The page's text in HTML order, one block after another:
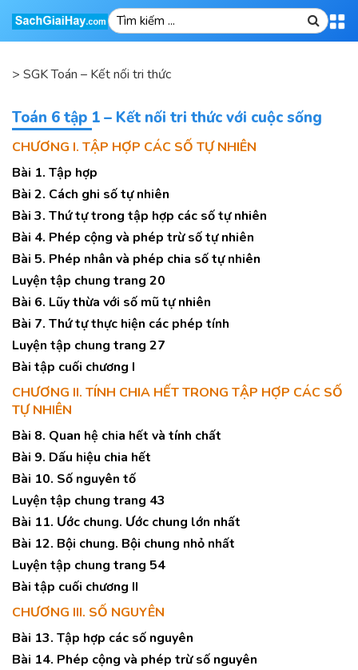
> SGK Toán – Kết nối tri thức
Toán 6 tập 1 – Kết nối tri thức với cuộc sống
CHƯƠNG I. TẬP HỢP CÁC SỐ TỰ NHIÊN
Bài 1. Tập hợp
Bài 2. Cách ghi số tự nhiên
Bài 3. Thứ tự trong tập hợp các số tự nhiên
Bài 4. Phép cộng và phép trừ số tự nhiên
Bài 5. Phép nhân và phép chia số tự nhiên
Luyện tập chung trang 20
Bài 6. Lũy thừa với số mũ tự nhiên
Bài 7. Thứ tự thực hiện các phép tính
Luyện tập chung trang 27
Bài tập cuối chương I
CHƯƠNG II. TÍNH CHIA HẾT TRONG TẬP HỢP CÁC SỐ
TỰ NHIÊN
Bài 8. Quan hệ chia hết và tính chất
Bài 9. Dấu hiệu chia hết
Bài 10. Số nguyên tố
Luyện tập chung trang 43
Bài 11. Ước chung. Ước chung lớn nhất
Bài 12. Bội chung. Bội chung nhỏ nhất
Luyện tập chung trang 54
Bài tập cuối chương II
CHƯƠNG III. SỐ NGUYÊN
Bài 13. Tập hợp các số nguyên
Bài 14. Phép cộng và phép trừ số nguyên